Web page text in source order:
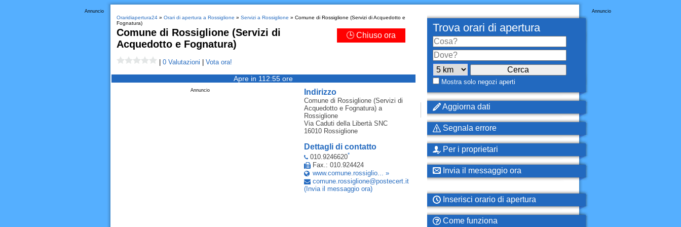
Annuncio
Oraridiapertura24» Orari di apertura a Rossiglione » Servizi a Rossiglione » Comune di Rossiglione (Servizi di Acquedotto e
Fognatura)
Comune di Rossiglione (Servizi di
Acquedotto e Fognatura)
🕒 Chiuso ora
0 Valutazioni Vota ora!
Apre in 112:55 ore
Indirizzo
Comune di Rossiglione (Servizi di
Acquedotto e Fognatura)a
Rossiglione
Via Caduti della Libertà SNC
16010 Rossiglione
Dettagli di contatto
010.9246620*
Fax.: 010.924424
www.comune.rossiglio... »
comune.rossiglione@postecert.it
(Invia il messaggio ora)
Annuncio
Annuncio
Trova orari di apertura
Mostra solo negozi aperti
Aggiorna dati
Segnala errore
Per i proprietari
Invia il messaggio ora
Inserisci orario di apertura
Come funziona